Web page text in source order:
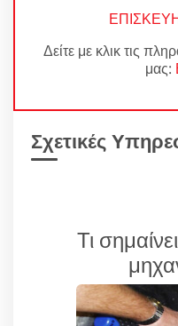
Δείτε με κλικ τις
μας:
Σχετικές
Τι